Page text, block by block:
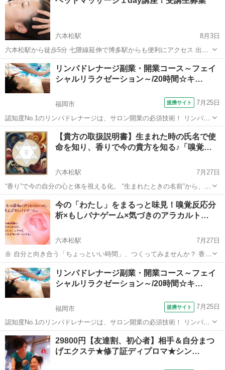
と講座を開催しています✨✨ こんな団体におすすめです♪⬇️ ✅イベン
ト...
六本松駅
8月3日
六本松駅から徒歩5分 七隈線延伸で博多駅からも便利にアクセス 出来
るようになりました ★★ハレホオラで人気のヘッドマッサージを１日
で取得出来ます★★ ストレス・快眠・頭痛・眼精疲労・首こり...
福岡 福岡市 六本松駅 マッサージ
リンパドレナージ副業・開業コース～フェイ
シャルリラクゼーション～/20時間☆キ…
福岡市 提携サイト 7月25日
認知度No.1のリンパドレナージは、サロン開業の必須技術！ リンパド
レナージはあらゆる場面で活躍します。 この講座ではリンパの流れを
改善するだけでなく、ＪＨＴのフェイシャル技術で内面からもアプロ
ーチ！ 充実した内容で、...
福岡 福岡市 マッサージ
【貴方の取扱説明書】生まれた時の氏名で使
命を知り、香りで今の貴方を知る♪「嗅覚…
六本松駅
7月27日
“香り”で今の自分の心と体を視える化。 “生まれたときの名前”から、今
世のあなたの役割を読み解く。 この２つのメソッドで、 自分の「トリ
セツ（取扱説明書）」を作ってみませんか？ 【Part 1：嗅覚反...
福岡 福岡市 六本松駅 アロマ
今の「わたし」をまるっと味見！嗅覚反応分
析×もしバナゲーム×気づきのアラカルト…
六本松駅
7月27日
🌼 自分と向き合う「ちょっといい時間」、つくってみませんか？ 香り
から自分の心と体のバランスを知る「嗅覚反応分析」、 人生の価値観
をカードで楽しく見つめる「もしバナゲーム」、 そしてちょっぴり深
掘りなアラカルト講座...
福岡 福岡市 六本松駅 アロマ 嗅覚
リンパドレナージ副業・開業コース～フェイ
シャルリラクゼーション～/20時間☆キ…
福岡市 提携サイト 7月25日
認知度No.1のリンパドレナージは、サロン開業の必須技術！ リンパド
レナージはあらゆる場面で活躍します。 この講座ではリンパの流れを
改善するだけでなく、ＪＨＴのフェイシャル技術で内面からもアプロ
ーチ！ 充実した内容で、...
福岡 福岡市 マッサージ
29800円【友達割、初心者】相手＆自分まつ
げエクステ★修了証ディプロマ★シン…